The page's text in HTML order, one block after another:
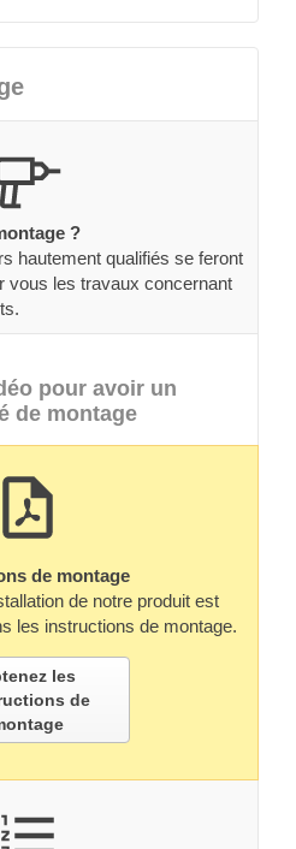
?
hautement qualifiés se feront
vous les travaux concernant
pour avoir un
de montage
de montage
de notre produit est
les instructions de montage.
les
de